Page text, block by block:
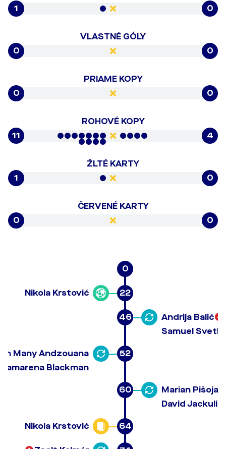
1
0
VLASTNÉ GÓLY
0
0
PRIAME KOPY
0
0
ROHOVÉ KOPY
11
4
ŽLTÉ KARTY
1
0
ČERVENÉ KARTY
0
0
0
22
Nikola Krstović
46
Andrija Balić
Samuel Svetlík
52
Many Andzouana
Blackman
60
Marian Pišoja
David
64
Nikola Krstović